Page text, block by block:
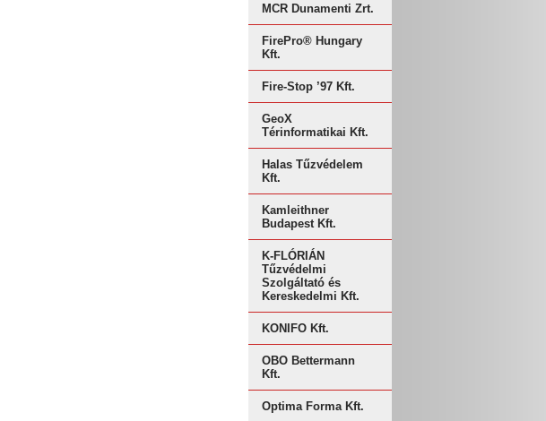
MCR Dunamenti Zrt.
FirePro® Hungary
Kft.
Fire-Stop ’97 Kft.
GeoX
Térinformatikai Kft.
Halas Tűzvédelem
Kft.
Kamleithner
Budapest Kft.
K-FLÓRIÁN
Tűzvédelmi
Szolgáltató és
Kereskedelmi Kft.
KONIFO Kft.
OBO Bettermann
Kft.
Optima Forma Kft.